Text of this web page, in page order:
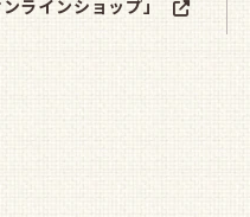
ラインショップ」